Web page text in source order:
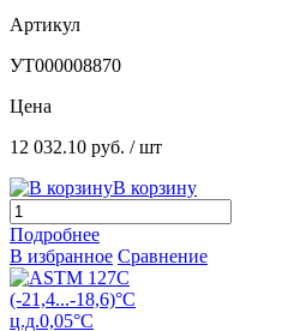
Артикул
УТ000008870
Цена
12 032.10 руб. / шт
В корзину
Подробнее
В избранное Сравнение